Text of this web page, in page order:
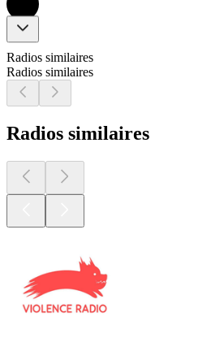
Radios similaires
Radios similaires
Radios similaires